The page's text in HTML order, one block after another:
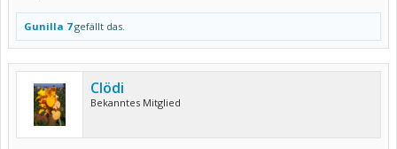
Gunilla 7gefällt das.
Clödi
Bekanntes Mitglied